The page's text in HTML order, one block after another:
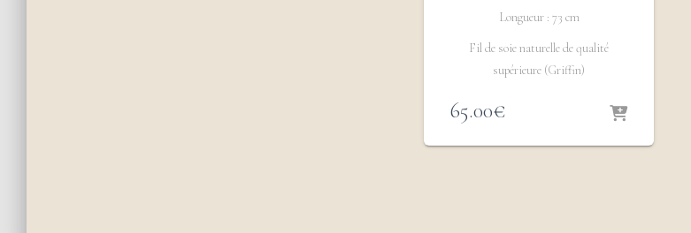
Longueur : 73 cm
Fil de soie naturelle de qualité
supérieure (Griffin)
65.00€